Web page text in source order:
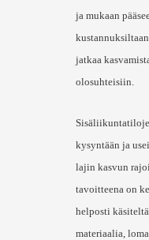
ja mukaan
jatkaa
olosuhteisiin.
kysyntään ja
lajin kasvun
tavoitteena on
helposti
materiaalia,